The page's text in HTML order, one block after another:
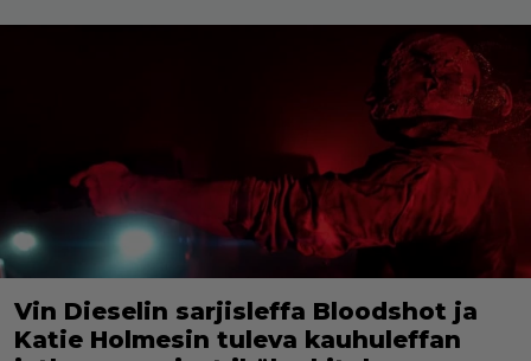
Vin Dieselin sarjisleffa Bloodshot ja
Katie Holmesin tuleva kauhuleffan